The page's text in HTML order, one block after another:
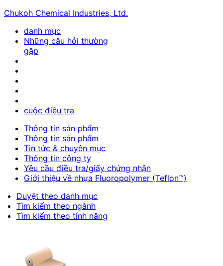
Chukoh Chemical Industries, Ltd.
danh mục
Những câu hỏi thường
gặp
cuộc điều tra
Thông tin sản phẩm
Thông tin sản phẩm
Tin tức & chuyên mục
Thông tin công ty
Yêu cầu điều tra/giấy chứng nhận
Giới thiệu về nhựa Fluoropolymer (Teflon™)
Duyệt theo danh mục
Tìm kiếm theo ngành
Tìm kiếm theo tính năng